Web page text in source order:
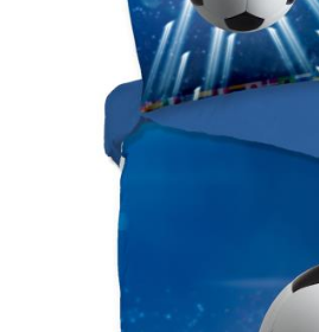
Hoofdkussens
Matrasbeschermers
Grijs
Bruin
Creme